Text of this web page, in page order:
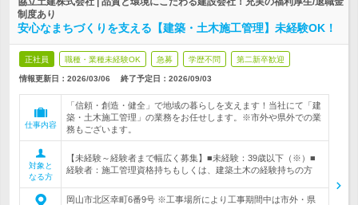
制度あり
安心なまちづくりを支える【建築・土木施工管理】未経験OK！
正社員 職種・業種未経験OK 急募 学歴不問 第二新卒歓迎
情報更新日：2026/03/06 終了予定日： 2026/09/03
仕事内容
「信頼・創造・健全」で地域の暮らしを支えます！当社にて「建
築・土木施工管理」の業務をお任せします。※市外や県外での業
務もございます。
対象と
なる方
【未経験～経験者まで幅広く募集】■未経験：39歳以下（※）■
経験者：施工管理資格持ちもしくは、建築土木の経験持ちの方
岡山市北区幸町6番9号 ※工事場所により工事期間中は市外・県